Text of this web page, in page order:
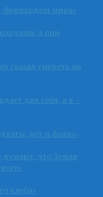
форвардом мира»
а они
сказал умереть на
для себя, а я –
вот и фолю»
что Земля
клуба»